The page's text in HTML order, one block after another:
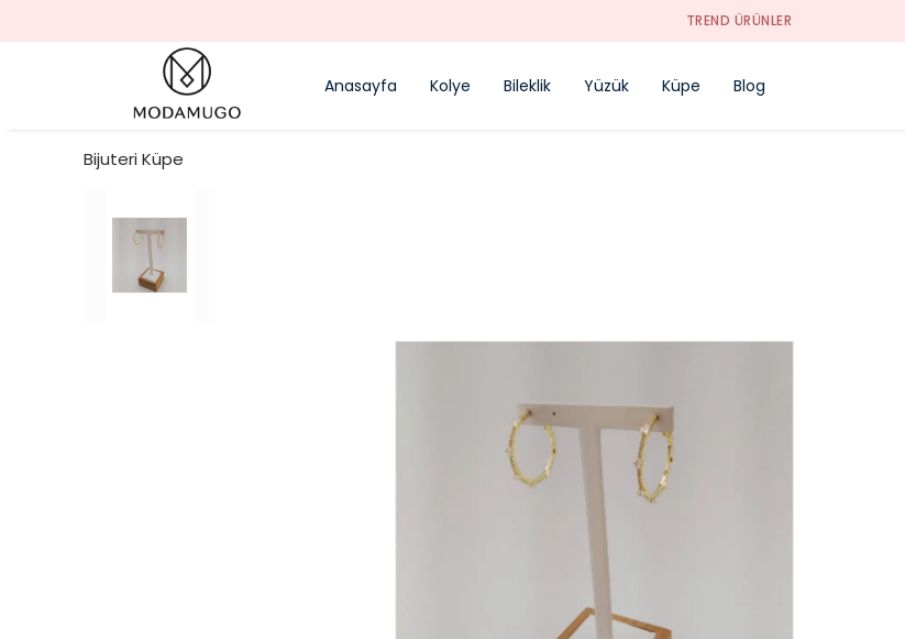
TREND ÜRÜNLER
Anasayfa Kolye Bileklik Yüzük Küpe Blog
Bijuteri Küpe